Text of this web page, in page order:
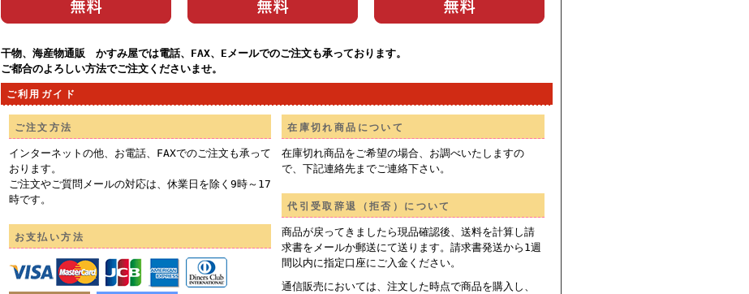
干物、海産物通販 かすみ屋では電話、FAX、Eメールでのご注文も承っております。
ご都合のよろしい方法でご注文くださいませ。
ご利用ガイド
ご注文方法
インターネットの他、お電話、FAXでのご注文も承って
おります。
ご注文やご質問メールの対応は、休業日を除く9時～17
時です。
お支払い方法
在庫切れ商品について
在庫切れ商品をご希望の場合、お調べいたしますの
で、下記連絡先までご連絡下さい。
代引受取辞退（拒否）について
商品が戻ってきましたら現品確認後、送料を計算し請
求書をメールか郵送にて送ります。請求書発送から1週
間以内に指定口座にご入金ください。
通信販売においては、注文した時点で商品を購入し、